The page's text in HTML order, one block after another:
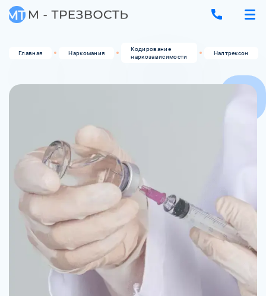
Главная Наркомания
Кодирование
наркозависимости
Налтрексон